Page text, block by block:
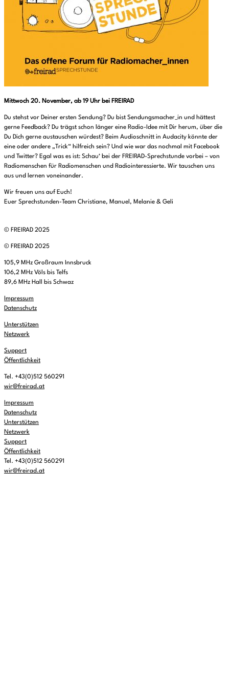
Mittwoch 20. November, ab 19 Uhr bei FREIRAD
Du stehst vor Deiner ersten Sendung? Du bist Sendungsmacher_in und hättest
gerne Feedback? Du trägst schon länger eine Radio-Idee mit Dir herum, über die
Du Dich gerne austauschen würdest? Beim Audioschnitt in Audacity könnte der
eine oder andere „Trick“ hilfreich sein? Und wie war das nochmal mit Facebook
und Twitter? Egal was es ist: Schau‘ bei der FREIRAD-Sprechstunde vorbei – von
Radiomenschen für Radiomenschen und Radiointeressierte. Wir tauschen uns
aus und lernen voneinander.
Wir freuen uns auf Euch!
Euer Sprechstunden-Team Christiane, Manuel, Melanie & Geli
© FREIRAD 2025
© FREIRAD 2025
105,9 MHz Großraum Innsbruck
106,2 MHz Völs bis Telfs
89,6 MHz Hall bis Schwaz
Impressum
Datenschutz
Unterstützen
Netzwerk
Support
Öffentlichkeit
Tel. +43(0)512 560291
wir@freirad.at
Impressum
Datenschutz
Unterstützen
Netzwerk
Support
Öffentlichkeit
Tel. +43(0)512 560291
wir@freirad.at